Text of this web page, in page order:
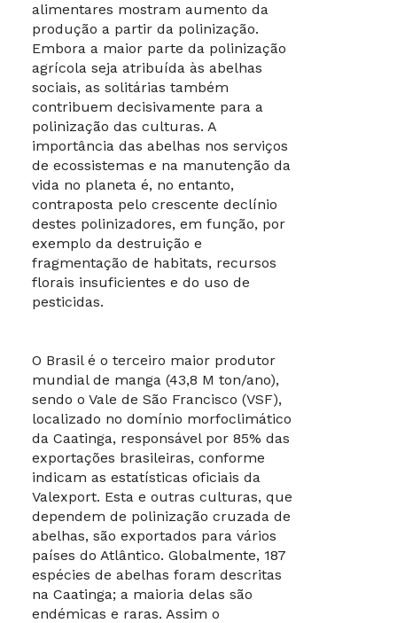
alimentares mostram aumento da
produção a partir da polinização.
Embora a maior parte da polinização
agrícola seja atribuída às abelhas
sociais, as solitárias também
contribuem decisivamente para a
polinização das culturas. A
importância das abelhas nos serviços
de ecossistemas e na manutenção da
vida no planeta é, no entanto,
contraposta pelo crescente declínio
destes polinizadores, em função, por
exemplo da destruição e
fragmentação de habitats, recursos
florais insuficientes e do uso de
pesticidas.
O Brasil é o terceiro maior produtor
mundial de manga (43,8 M ton/ano),
sendo o Vale de São Francisco (VSF),
localizado no domínio morfoclimático
da Caatinga, responsável por 85% das
exportações brasileiras, conforme
indicam as estatísticas oficiais da
Valexport. Esta e outras culturas, que
dependem de polinização cruzada de
abelhas, são exportados para vários
países do Atlântico. Globalmente, 187
espécies de abelhas foram descritas
na Caatinga; a maioria delas são
endémicas e raras. Assim o